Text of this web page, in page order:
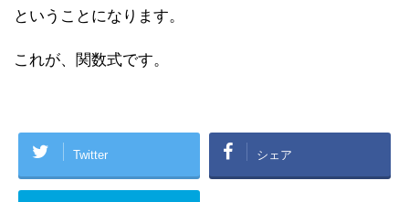
ということになります。
これが、関数式です。
Twitter シェア